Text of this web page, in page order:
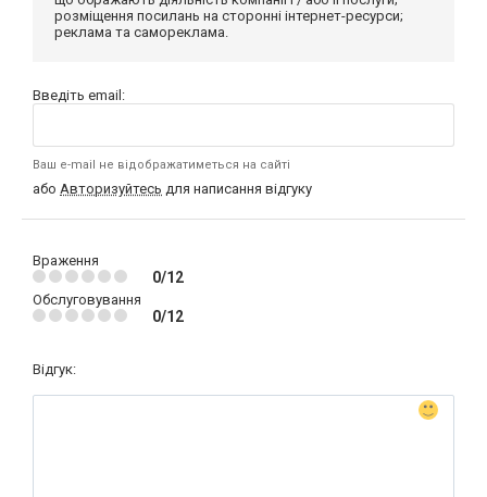
розміщення посилань на сторонні інтернет-ресурси;
реклама та самореклама.
Введіть email:
Ваш e-mail не відображатиметься на сайті
або Авторизуйтесь для написання відгуку
Враження
0/12
Обслуговування
0/12
Відгук: